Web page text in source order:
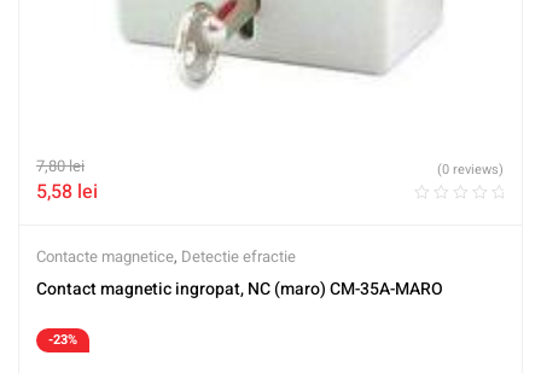
7,80lei
5,58 lei
(0 reviews)
Contacte magnetice, Detectie efractie
Contact magnetic ingropat, NC (maro) CM-35A-MARO
-23%